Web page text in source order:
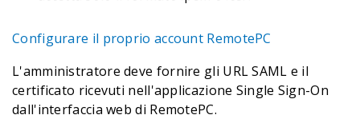
Configurare il proprio account RemotePC
L'amministratore deve fornire gli URL SAML e il
certificato ricevuti nell'applicazione Single Sign-On
dall'interfaccia web di RemotePC.